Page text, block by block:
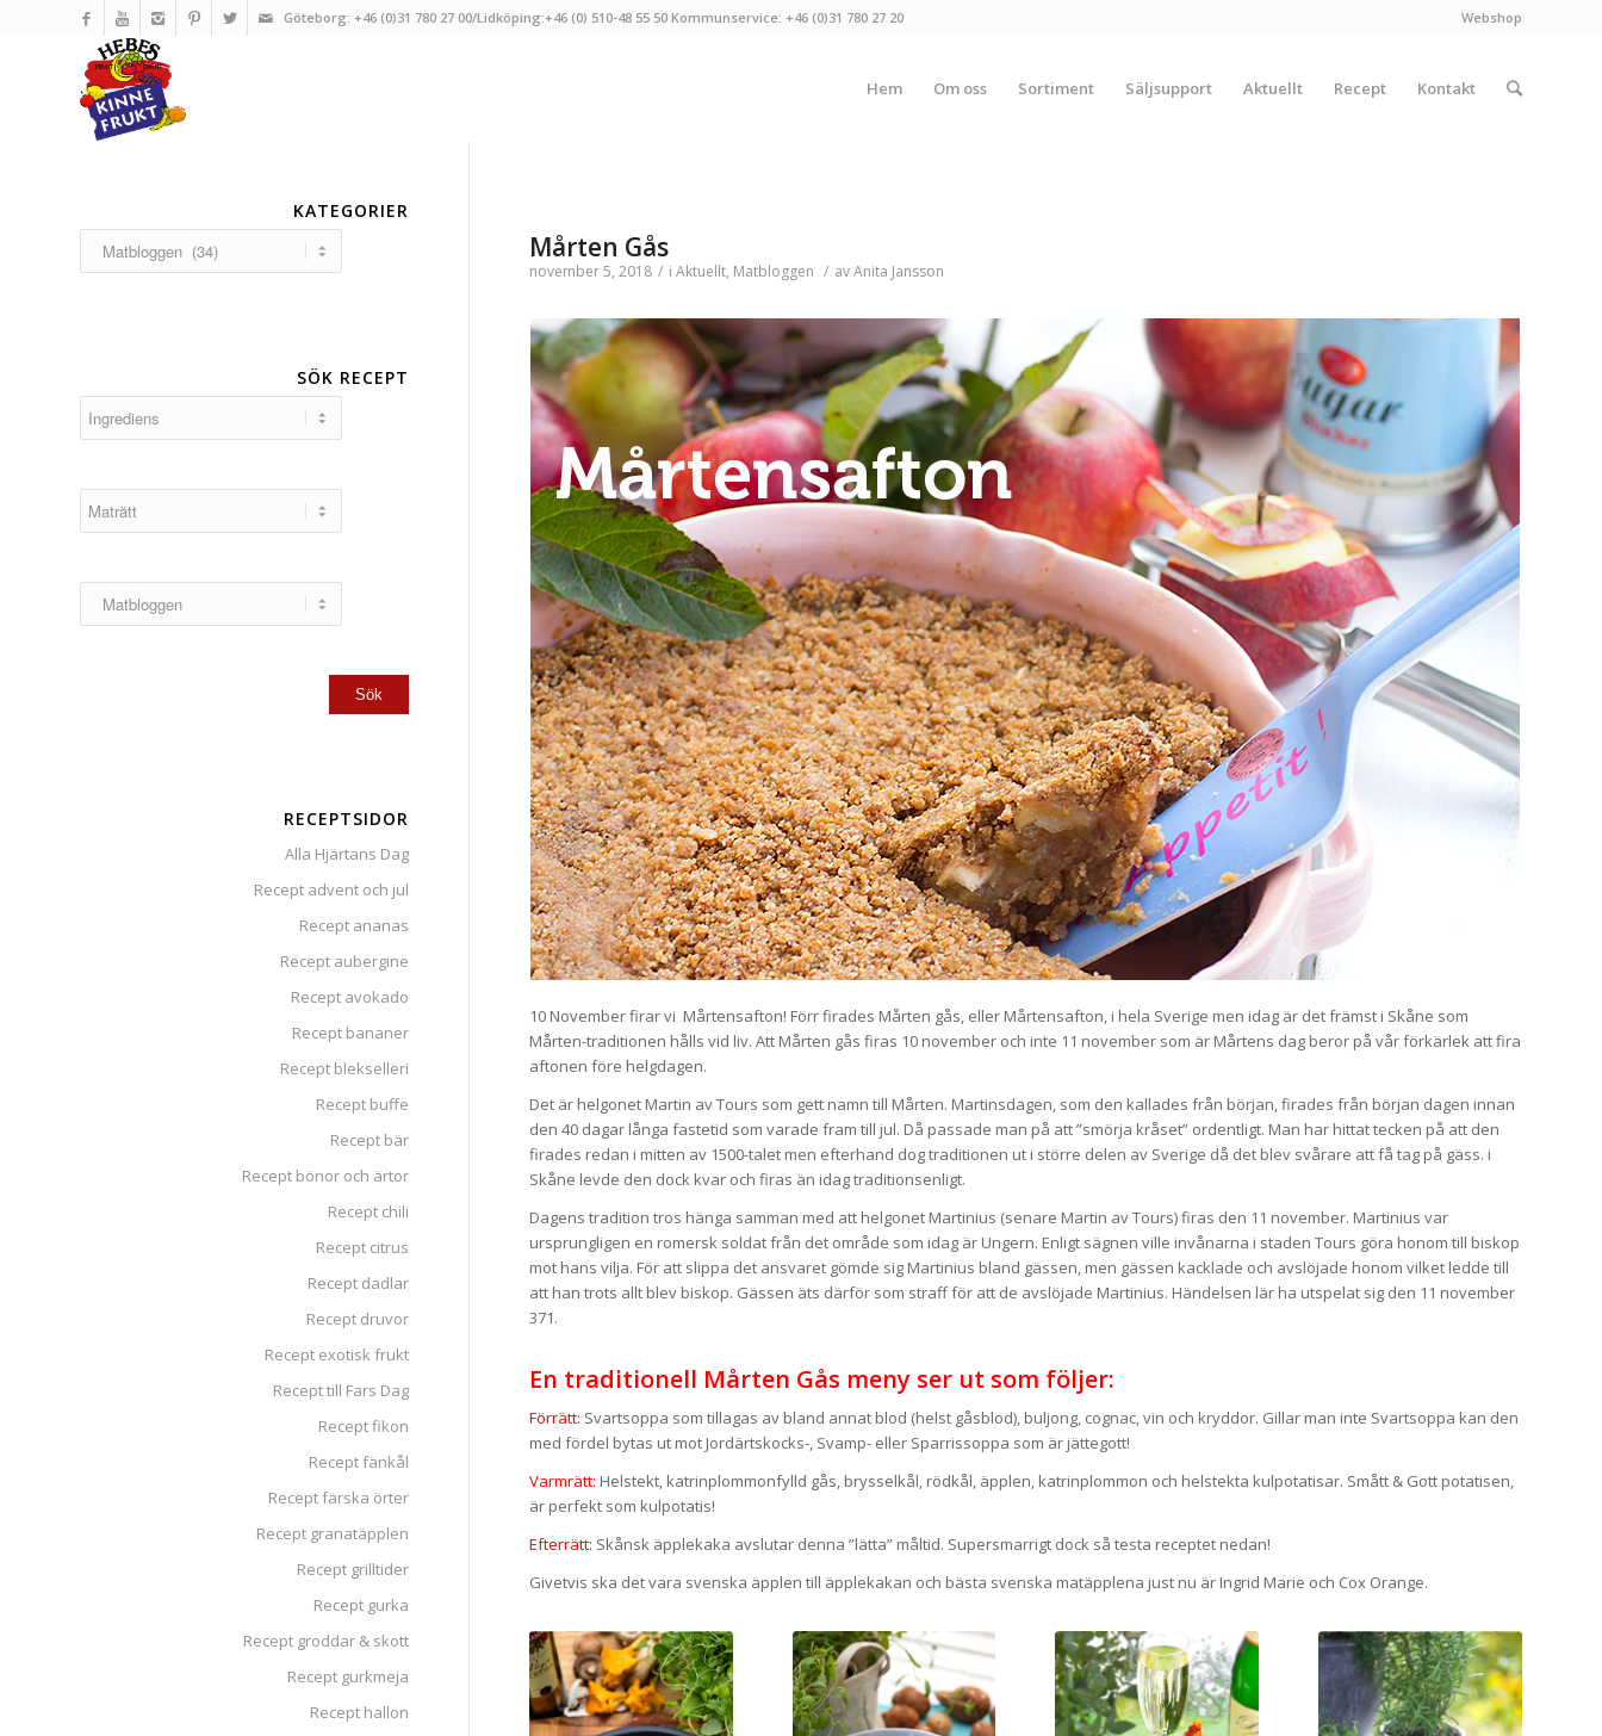
Webshop
Göteborg: +46 (0)31 780 27 00/Lidköping:+46 (0) 510-48 55 50 Kommunservice: +46 (0)31 780 27 20
Hem Om oss Sortiment Säljsupport Aktuellt Recept Kontakt
Mårten Gås
november 5, 2018 / i Aktuellt, Matbloggen / avAnita Jansson
10 November firar vi Mårtensafton! Förr firades Mårten gås, eller Mårtensafton, i hela Sverige men idag är det främst i Skåne som
Mårten-traditionen hålls vid liv. Att Mårten gås firas 10 november och inte 11 november som är Mårtens dag beror på vår förkärlek att fira
aftonen före helgdagen.
Det är helgonet Martin av Tours som gett namn till Mårten. Martinsdagen, som den kallades från början, firades från början dagen innan
den 40 dagar långa fastetid som varade fram till jul. Då passade man på att ”smörja kråset” ordentligt. Man har hittat tecken på att den
firades redan i mitten av 1500-talet men efterhand dog traditionen ut i större delen av Sverige då det blev svårare att få tag på gäss. i
Skåne levde den dock kvar och firas än idag traditionsenligt.
Dagens tradition tros hänga samman med att helgonet Martinius (senare Martin av Tours) firas den 11 november. Martinius var
ursprungligen en romersk soldat från det område som idag är Ungern. Enligt sägnen ville invånarna i staden Tours göra honom till biskop
mot hans vilja. För att slippa det ansvaret gömde sig Martinius bland gässen, men gässen kacklade och avslöjade honom vilket ledde till
att han trots allt blev biskop. Gässen äts därför som straff för att de avslöjade Martinius. Händelsen lär ha utspelat sig den 11 november
371.
En traditionell Mårten Gås meny ser ut som följer:
Förrätt: Svartsoppa som tillagas av bland annat blod (helst gåsblod), buljong, cognac, vin och kryddor. Gillar man inte Svartsoppa kan den
med fördel bytas ut mot Jordärtskocks-, Svamp- eller Sparrissoppa som är jättegott!
Varmrätt: Helstekt, katrinplommonfylld gås, brysselkål, rödkål, äpplen, katrinplommon och helstekta kulpotatisar. Smått & Gott potatisen,
är perfekt som kulpotatis!
Efterrätt: Skånsk äpplekaka avslutar denna ”lätta” måltid. Supersmarrigt dock så testa receptet nedan!
Givetvis ska det vara svenska äpplen till äpplekakan och bästa svenska matäpplena just nu är Ingrid Marie och Cox Orange.
KATEGORIER
SÖK RECEPT
RECEPTSIDOR
Alla Hjärtans Dag
Recept advent och jul
Recept ananas
Recept aubergine
Recept avokado
Recept bananer
Recept blekselleri
Recept buffe
Recept bär
Recept bönor och ärtor
Recept chili
Recept citrus
Recept dadlar
Recept druvor
Recept exotisk frukt
Recept till Fars Dag
Recept fikon
Recept fänkål
Recept färska örter
Recept granatäpplen
Recept grilltider
Recept gurka
Recept groddar & skott
Recept gurkmeja
Recept hallon